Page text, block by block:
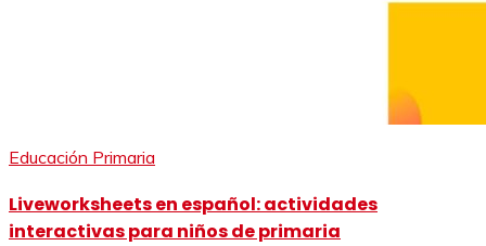
Educación Primaria
Liveworksheets en español: actividades
interactivas para niños de primaria